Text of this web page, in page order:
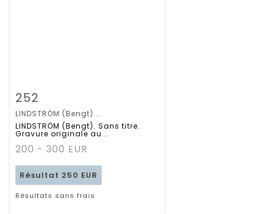
Fiche détaillée
252
LINDSTRÖM (Bengt)....
LINDSTRÖM (Bengt). Sans titre.
Gravure originale au...
200 - 300 EUR
Résultat 250 EUR
Résultats sans frais